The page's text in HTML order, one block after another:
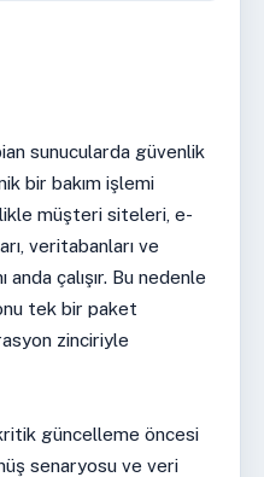
sunucularda güvenlik
bir bakım işlemi
müşteri siteleri, e-
veritabanları ve
çalışır. Bu nedenle
tek bir paket
zinciriyle
güncelleme öncesi
senaryosu ve veri